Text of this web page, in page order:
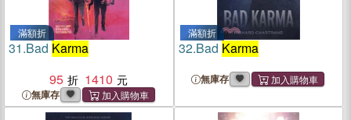
滿額折
31.Bad Karma
95
1410
無庫存
滿額折
32.Bad Karma
無庫存